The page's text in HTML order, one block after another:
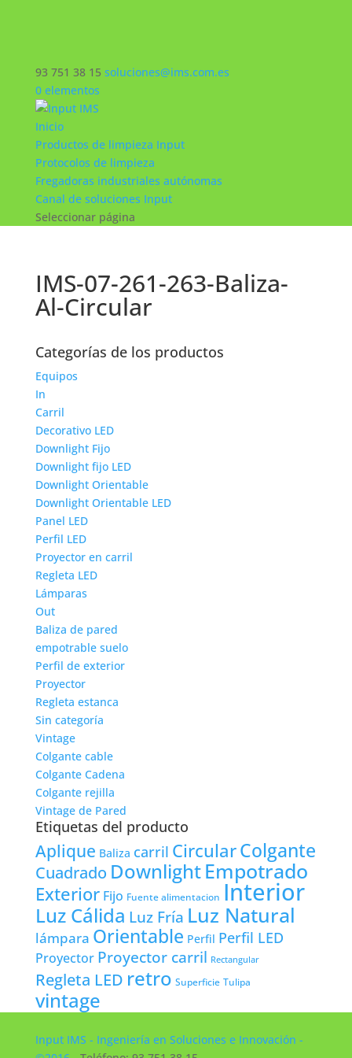
93 751 38 15 soluciones@ims.com.es
0 elementos
Inicio
Productos de limpieza Input
Protocolos de limpieza
Fregadoras industriales autónomas
Canal de soluciones Input
Seleccionar página
IMS-07-261-263-Baliza-
Al-Circular
Categorías de los productos
Equipos
In
Carril
Decorativo LED
Downlight Fijo
Downlight fijo LED
Downlight Orientable
Downlight Orientable LED
Panel LED
Perfil LED
Proyector en carril
Regleta LED
Lámparas
Out
Baliza de pared
empotrable suelo
Perfil de exterior
Proyector
Regleta estanca
Sin categoría
Vintage
Colgante cable
Colgante Cadena
Colgante rejilla
Vintage de Pared
Etiquetas del producto
Aplique Baliza carril CircularColgante
Cuadrado DownlightEmpotrado
Exterior Fijo Fuente alimentacion Interior
Luz Cálida Luz Fría Luz Natural
lámpara Orientable Perfil Perfil LED
Proyector Proyector carril Rectangular
Regleta LED retro Superficie Tulipa
vintage
Input IMS - Ingeniería en Soluciones e Innovación -